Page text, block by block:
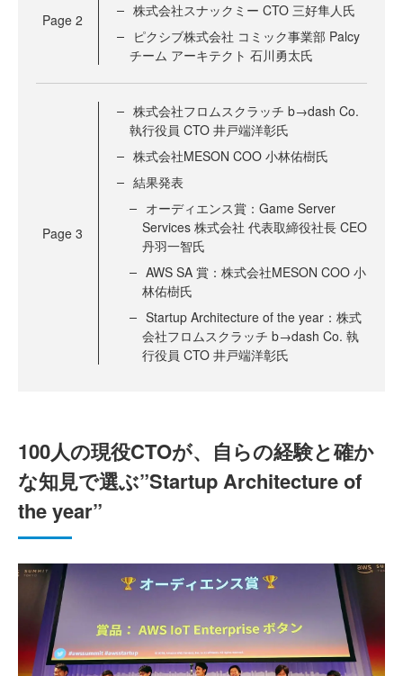
Page 2
株式会社スナックミー CTO 三好隼人氏
ピクシブ株式会社 コミック事業部 Palcy
チーム アーキテクト 石川勇太氏
Page 3
株式会社フロムスクラッチ b→dash Co.
執行役員 CTO 井戸端洋彰氏
株式会社MESON COO 小林佑樹氏
結果発表
オーディエンス賞：Game Server
Services 株式会社 代表取締役社長 CEO
丹羽一智氏
AWS SA 賞：株式会社MESON COO 小
林佑樹氏
Startup Architecture of the year：株式
会社フロムスクラッチ b→dash Co. 執
行役員 CTO 井戸端洋彰氏
100人の現役CTOが、自らの経験と確か
な知見で選ぶ”Startup Architecture of
the year”